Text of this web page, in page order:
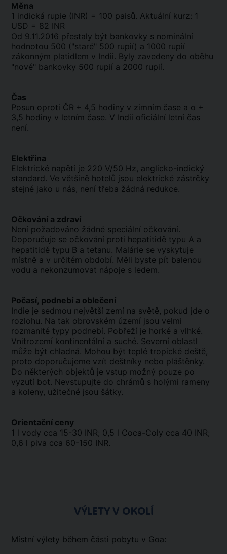
Měna
1 indická rupie (INR) = 100 paisů. Aktuální kurz: 1
USD = 82 INR
Od 9.11.2016 přestaly být bankovky s nominální
hodnotou 500 ("staré" 500 rupií) a 1000 rupií
zákonným platidlem v Indii. Byly zavedeny do oběhu
"nové" bankovky 500 rupií a 2000 rupií.
Čas
Posun oproti ČR + 4,5 hodiny v zimním čase a o +
3,5 hodiny v letním čase. V Indii oficiální letní čas
není.
Elektřina
Elektrické napětí je 220 V/50 Hz, anglicko-indický
standard. Ve většině hotelů jsou elektrické zástrčky
stejné jako u nás, není třeba žádná redukce.
Očkování a zdraví
Není požadováno žádné speciální očkování.
Doporučuje se očkování proti hepatitidě typu A a
hepatitidě typu B a tetanu. Malárie se vyskytuje
místně a v určitém období. Měli byste pít balenou
vodu a nekonzumovat nápoje s ledem.
Počasí, podnebí a oblečení
Indie je sedmou největší zemí na světě, pokud jde o
rozlohu. Na tak obrovském území jsou velmi
rozmanité typy podnebí. Pobřeží je horké a vlhké.
Vnitrozemí kontinentální a suché. Severní oblastl
může být chladná. Mohou být teplé tropické deště,
proto doporučujeme vzít deštníky nebo pláštěnky.
Do některých objektů je vstup možný pouze po
vyzutí bot. Nevstupujte do chrámů s holými rameny
a koleny, užitečné jsou šátky.
Orientační ceny
1 l vody cca 15-30 INR; 0,5 l Coca-Coly cca 40 INR;
0,6 l piva cca 60-150 INR.
VÝLETY V OKOLÍ
Místní výlety během části pobytu v Goa: